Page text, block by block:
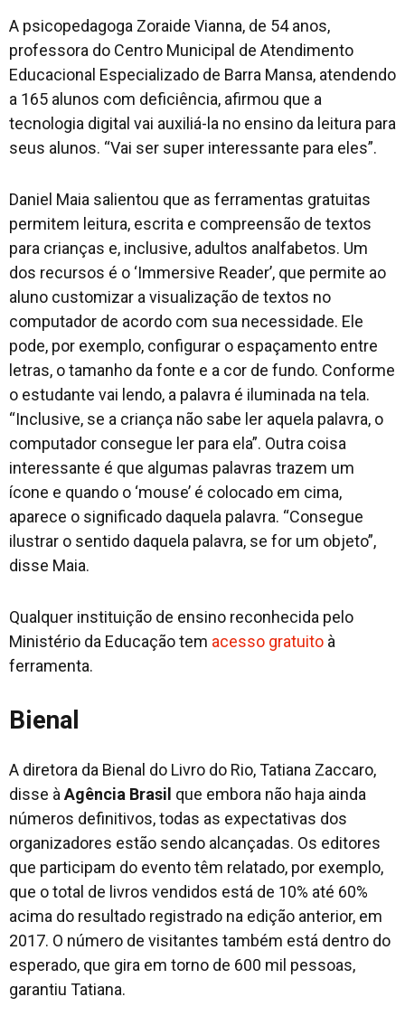
A psicopedagoga Zoraide Vianna, de 54 anos,
professora do Centro Municipal de Atendimento
Educacional Especializado de Barra Mansa, atendendo
a 165 alunos com deficiência, afirmou que a
tecnologia digital vai auxiliá-la no ensino da leitura para
seus alunos. “Vai ser super interessante para eles”.
Daniel Maia salientou que as ferramentas gratuitas
permitem leitura, escrita e compreensão de textos
para crianças e, inclusive, adultos analfabetos. Um
dos recursos é o ‘Immersive Reader’, que permite ao
aluno customizar a visualização de textos no
computador de acordo com sua necessidade. Ele
pode, por exemplo, configurar o espaçamento entre
letras, o tamanho da fonte e a cor de fundo. Conforme
o estudante vai lendo, a palavra é iluminada na tela.
“Inclusive, se a criança não sabe ler aquela palavra, o
computador consegue ler para ela”. Outra coisa
interessante é que algumas palavras trazem um
ícone e quando o ‘mouse’ é colocado em cima,
aparece o significado daquela palavra. “Consegue
ilustrar o sentido daquela palavra, se for um objeto”,
disse Maia.
Qualquer instituição de ensino reconhecida pelo
Ministério da Educação tem acesso gratuito à
ferramenta.
Bienal
A diretora da Bienal do Livro do Rio, Tatiana Zaccaro,
disse àAgência Brasil que embora não haja ainda
números definitivos, todas as expectativas dos
organizadores estão sendo alcançadas. Os editores
que participam do evento têm relatado, por exemplo,
que o total de livros vendidos está de 10% até 60%
acima do resultado registrado na edição anterior, em
2017. O número de visitantes também está dentro do
esperado, que gira em torno de 600 mil pessoas,
garantiu Tatiana.